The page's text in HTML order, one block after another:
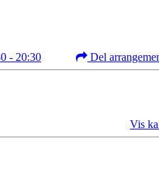
- 20:30 Del
Vis